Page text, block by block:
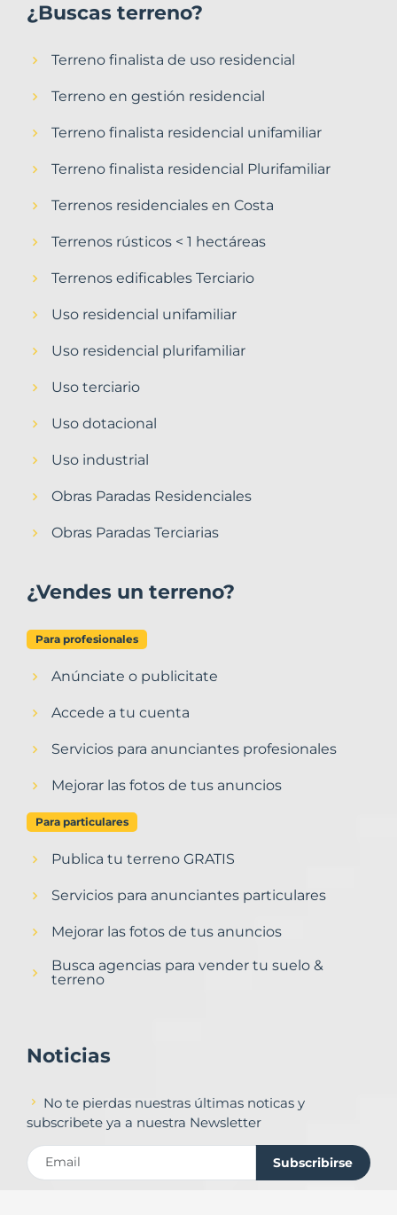
¿Buscas terreno?
Terreno finalista de uso residencial
Terreno en gestión residencial
Terreno finalista residencial unifamiliar
Terreno finalista residencial Plurifamiliar
Terrenos residenciales en Costa
Terrenos rústicos < 1 hectáreas
Terrenos edificables Terciario
Uso residencial unifamiliar
Uso residencial plurifamiliar
Uso terciario
Uso dotacional
Uso industrial
Obras Paradas Residenciales
Obras Paradas Terciarias
¿Vendes un terreno?
Para profesionales
Anúnciate o publicitate
Accede a tu cuenta
Servicios para anunciantes profesionales
Mejorar las fotos de tus anuncios
Para particulares
Publica tu terreno GRATIS
Servicios para anunciantes particulares
Mejorar las fotos de tus anuncios
Busca agencias para vender tu suelo &
terreno
Noticias
No te pierdas nuestras últimas noticas y
subscribete ya a nuestra Newsletter
Subscribirse